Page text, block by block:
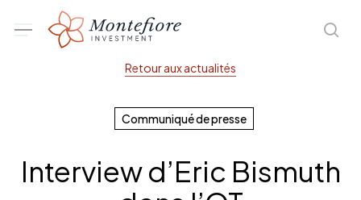
Menu
Retour aux actualités
Communiqué de presse
Interview d’Eric Bismuth